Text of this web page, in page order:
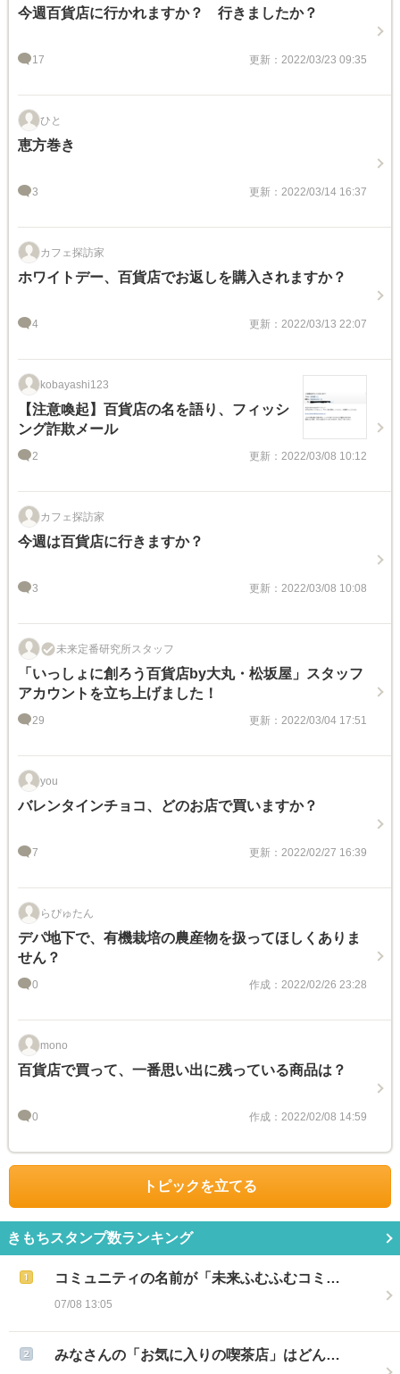
今週百貨店に行かれますか？ 行きましたか？
17 更新：2022/03/23 09:35
ひと
恵方巻き
3 更新：2022/03/14 16:37
カフェ探訪家
ホワイトデー、百貨店でお返しを購入されますか？
4 更新：2022/03/13 22:07
kobayashi123
【注意喚起】百貨店の名を語り、フィッシ
ング詐欺メール
2 更新：2022/03/08 10:12
カフェ探訪家
今週は百貨店に行きますか？
3 更新：2022/03/08 10:08
未来定番研究所スタッフ
「いっしょに創ろう百貨店by大丸・松坂屋」スタッフ
アカウントを立ち上げました！
29 更新：2022/03/04 17:51
you
バレンタインチョコ、どのお店で買いますか？
7 更新：2022/02/27 16:39
らぴゅたん
デパ地下で、有機栽培の農産物を扱ってほしくありま
せん？
0 作成：2022/02/26 23:28
mono
百貨店で買って、一番思い出に残っている商品は？
0 作成：2022/02/08 14:59
トピックを立てる
きもちスタンプ数ランキング
コミュニティの名前が「未来ふむふむコミ…
07/08 13:05
みなさんの「お気に入りの喫茶店」はどん…